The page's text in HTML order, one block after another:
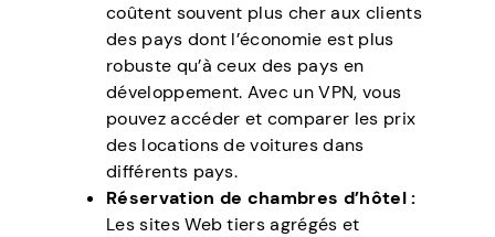
coûtent souvent plus cher aux clients
des pays dont l’économie est plus
robuste qu’à ceux des pays en
développement. Avec un VPN, vous
pouvez accéder et comparer les prix
des locations de voitures dans
différents pays.
Réservation de chambres d’hôtel :
Les sites Web tiers agrégés et